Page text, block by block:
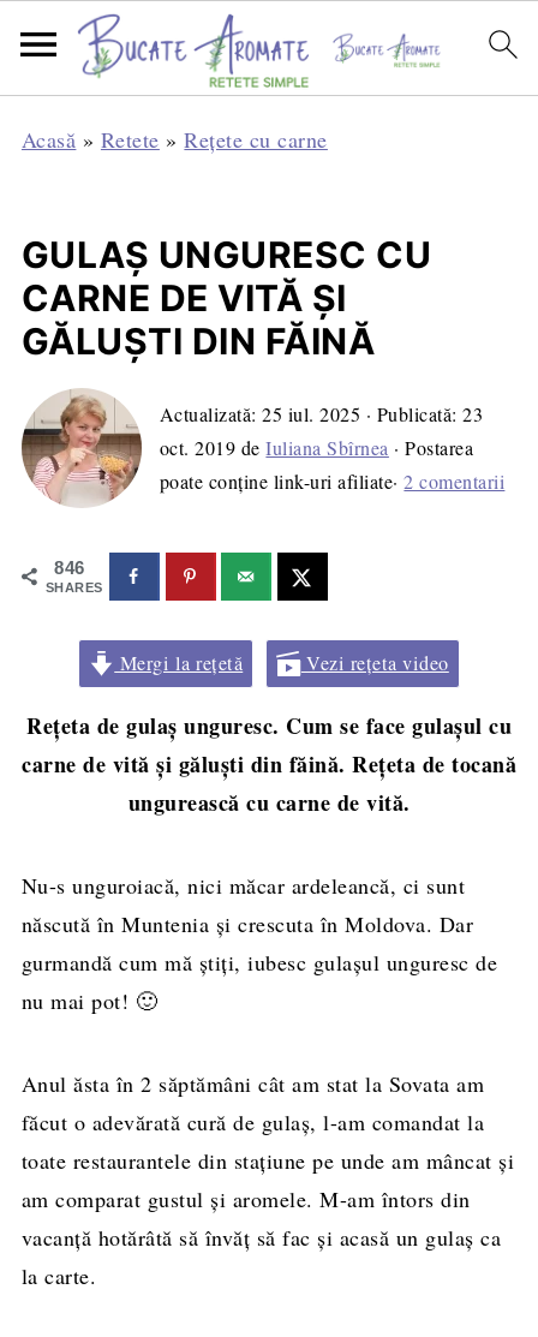
Acasă » Retete »Rețete cu carne
GULAȘ UNGURESC CU
CARNE DE VITĂ ȘI
GĂLUȘTI DIN FĂINĂ
Actualizată:25 iul. 2025 · Publicată:23
oct. 2019 deIuliana Sbîrnea · Postarea
poate conține link-uri afiliate·2 comentarii
846
SHARES
Mergi la rețetă Vezi rețeta video
Rețeta de gulaș unguresc. Cum se face gulașul cu
carne de vită și găluști din făină. Rețeta de tocană
ungurească cu carne de vită.
Nu-s unguroiacă, nici măcar ardeleancă, ci sunt
născută în Muntenia și crescuta în Moldova. Dar
gurmandă cum mă știți, iubesc gulașul unguresc de
nu mai pot! 🙂
Anul ăsta în 2 săptămâni cât am stat la Sovata am
făcut o adevărată cură de gulaș, l-am comandat la
toate restaurantele din stațiune pe unde am mâncat și
am comparat gustul și aromele. M-am întors din
vacanță hotărâtă să învăț să fac și acasă un gulaș ca
la carte.